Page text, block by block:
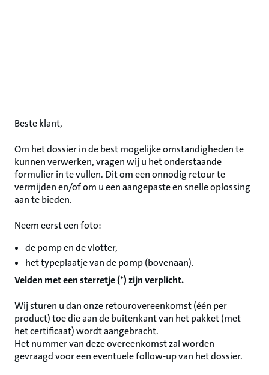
Beste klant,
Om het dossier in de best mogelijke omstandigheden te
kunnen verwerken, vragen wij u het onderstaande
formulier in te vullen. Dit om een onnodig retour te
vermijden en/of om u een aangepaste en snelle oplossing
aan te bieden.
Neem eerst een foto:
de pomp en de vlotter,
het typeplaatje van de pomp (bovenaan).
Velden met een sterretje (*) zijn verplicht.
Wij sturen u dan onze retourovereenkomst (één per
product) toe die aan de buitenkant van het pakket (met
het certificaat) wordt aangebracht.
Het nummer van deze overeenkomst zal worden
gevraagd voor een eventuele follow-up van het dossier.